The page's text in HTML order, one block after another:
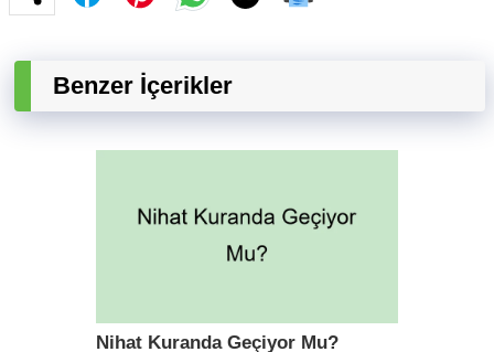
Benzer İçerikler
Nihat Kuranda Geçiyor Mu?